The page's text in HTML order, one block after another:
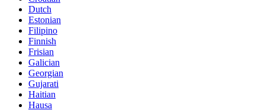
Dutch
Estonian
Filipino
Finnish
Frisian
Galician
Georgian
Gujarati
Haitian
Hausa